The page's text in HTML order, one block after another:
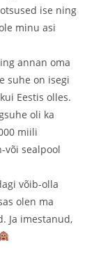
ise ning
minu asi
annan oma
suhe on isegi
Eestis olles.
oli ka
miili
või sealpool
võib-olla
olen ma
Ja imestanud,